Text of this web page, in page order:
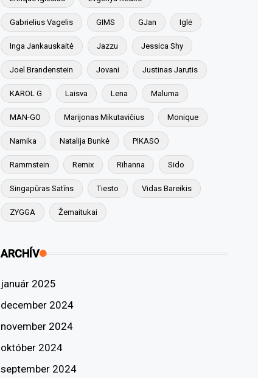
Gabrielius Vagelis GIMS GJan Iglė
Inga Jankauskaitė Jazzu Jessica Shy
Joel Brandenstein Jovani Justinas Jarutis
KAROL G Laisva Lena Maluma
MAN-GO Marijonas Mikutavičius Monique
Namika Natalija Bunkė PIKASO
Rammstein Remix Rihanna Sido
Singapūras Satīns Tiesto Vidas Bareikis
ZYGGA Žemaitukai
ARCHÍV
január 2025
december 2024
november 2024
október 2024
september 2024